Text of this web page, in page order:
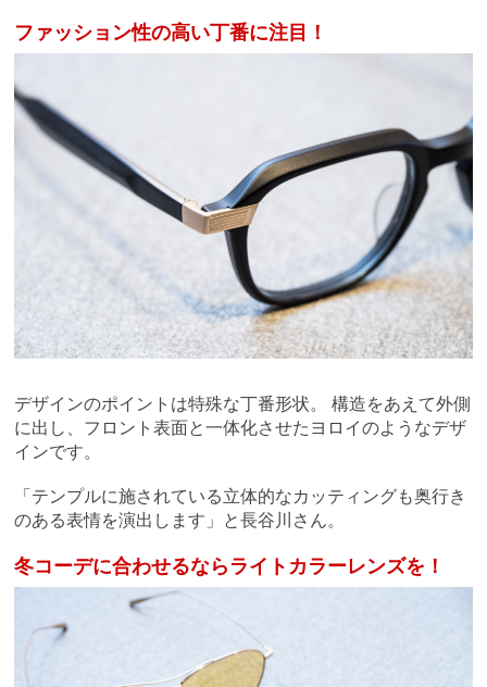
ファッション性の高い丁番に注目！
デザインのポイントは特殊な丁番形状。 構造をあえて外側
に出し、フロント表面と一体化させたヨロイのようなデザ
インです。
「テンプルに施されている立体的なカッティングも奥行き
のある表情を演出します」と長谷川さん。
冬コーデに合わせるならライトカラーレンズを！